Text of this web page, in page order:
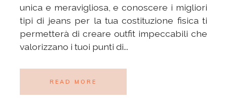
unica e meravigliosa, e conoscere i migliori
tipi di jeans per la tua costituzione fisica ti
permetterà di creare outfit impeccabili che
valorizzano i tuoi punti di...
READ MORE